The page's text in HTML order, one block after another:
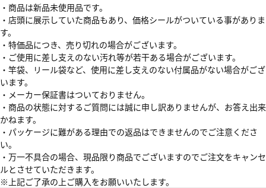
・商品は新品未使用品です。
・店頭に展示していた商品もあり、価格シールがついている事がありま
す。
・特価品につき、売り切れの場合がございます。
・ご使用に差し支えのない汚れ等が若干ある場合がございます。
・竿袋、リール袋など、使用に差し支えのない付属品がない場合がござ
います。
・メーカー保証書はついておりません。
・商品の状態に対するご質問には誠に申し訳ありませんが、お答え出来
かねます。
・パッケージに難がある理由での返品はできませんのでご注意くださ
い。
・万一不具合の場合、現品限り商品でございますのでご注文をキャンセ
ルとさせていただきます。
※上記ご了承の上ご購入をお願いいたします。